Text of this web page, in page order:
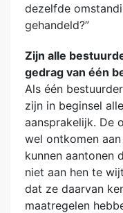
dezelfde
gehandeld?”
Zijn alle
gedrag van één
Als één
zijn in beginsel
aansprakelijk. De
wel ontkomen
kunnen aantonen
niet aan hen te
dat ze daarvan
maatregelen